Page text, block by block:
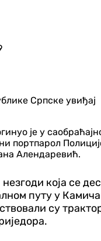
је у
портпарол
Алендаревић.
која се
путу у
су